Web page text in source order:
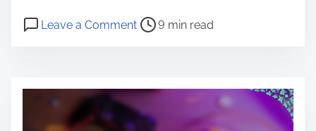
Leave a Commenton EarthBound: Impacto Cultural,
Post read time 9 min read